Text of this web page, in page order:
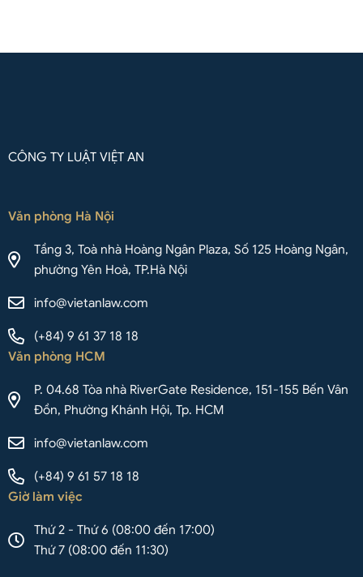
CÔNG TY LUẬT VIỆT AN
Văn phòng Hà Nội
Tầng 3, Toà nhà Hoàng Ngân Plaza, Số 125 Hoàng Ngân,
phường Yên Hoà, TP.Hà Nội
info@vietanlaw.com
(+84) 9 61 37 18 18
Văn phòng HCM
P. 04.68 Tòa nhà RiverGate Residence, 151-155 Bến Vân
Đồn, Phường Khánh Hội, Tp. HCM
info@vietanlaw.com
(+84) 9 61 57 18 18
Giờ làm việc
Thứ 2 - Thứ 6 (08:00 đến 17:00)
Thứ 7 (08:00 đến 11:30)